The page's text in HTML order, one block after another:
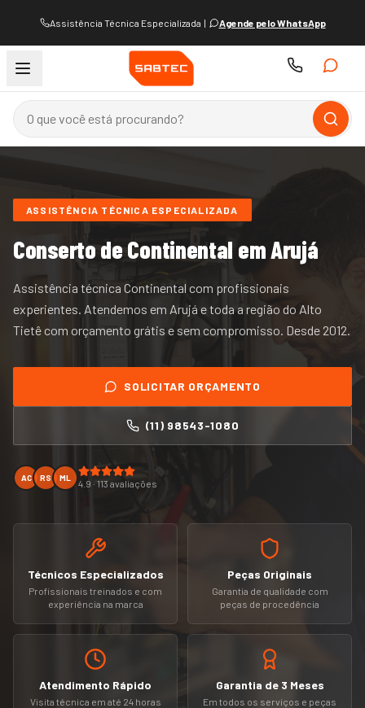
Assistência Técnica Especializada | Agende pelo WhatsApp
ASSISTÊNCIA TÉCNICA ESPECIALIZADA
Conserto deContinental em Arujá
Assistência técnica Continental com profissionais
experientes. Atendemos em Arujá etoda a região do Alto
Tietêcom orçamento grátis e sem compromisso. Desde 2012.
SOLICITAR ORÇAMENTO
(11) 98543-1080
AC RS ML
4.9 · 113 avaliações
Técnicos Especializados
Profissionais treinados e com
experiência na marca
Peças Originais
Garantia de qualidade com
peças de procedência
Atendimento Rápido
Visita técnica em até 24 horas
Garantia de 3 Meses
Em todos os serviços e peças